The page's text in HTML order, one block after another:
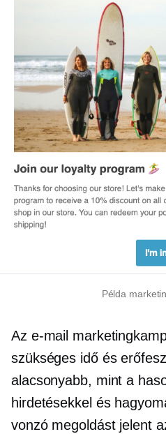
Példa
Az e-mail
szükséges idő és
alacsonyabb, mint a
hirdetésekkel és
vonzó megoldást jelent